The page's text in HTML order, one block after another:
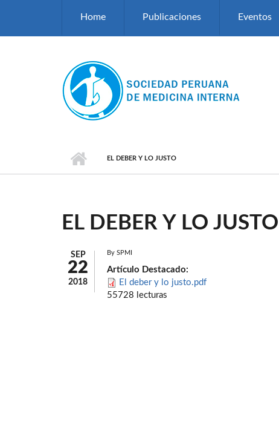
Home Publicaciones Eventos
EL DEBER Y LO JUSTO
EL DEBER Y LO JUSTO
SEP
22
2018
By SPMI
Artículo Destacado:
El deber y lo justo.pdf
55728 lecturas